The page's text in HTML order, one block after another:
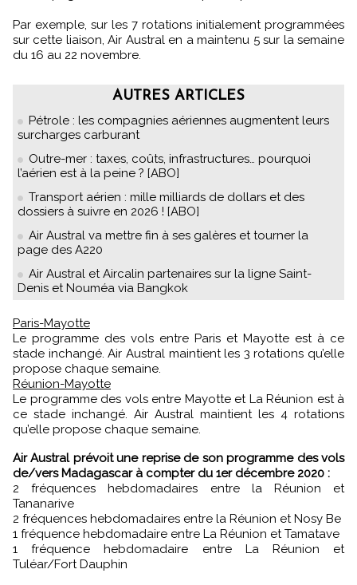
Par exemple, sur les 7 rotations initialement programmées
sur cette liaison, Air Austral en a maintenu 5 sur la semaine
du 16 au 22 novembre.
AUTRES ARTICLES
Pétrole : les compagnies aériennes augmentent leurs
surcharges carburant
Outre-mer : taxes, coûts, infrastructures… pourquoi
l’aérien est à la peine ? [ABO]
Transport aérien : mille milliards de dollars et des
dossiers à suivre en 2026 ! [ABO]
Air Austral va mettre fin à ses galères et tourner la
page des A220
Air Austral et Aircalin partenaires sur la ligne Saint-
Denis et Nouméa via Bangkok
Paris-Mayotte
Le programme des vols entre Paris et Mayotte est à ce
stade inchangé. Air Austral maintient les 3 rotations qu’elle
propose chaque semaine.
Réunion-Mayotte
Le programme des vols entre Mayotte et La Réunion est à
ce stade inchangé. Air Austral maintient les 4 rotations
qu’elle propose chaque semaine.
Air Austral prévoit une reprise de son programme des vols
de/vers Madagascar à compter du 1er décembre 2020 :
2 fréquences hebdomadaires entre la Réunion et
Tananarive
2 fréquences hebdomadaires entre la Réunion et Nosy Be
1 fréquence hebdomadaire entre La Réunion et Tamatave
1 fréquence hebdomadaire entre La Réunion et
Tuléar/Fort Dauphin